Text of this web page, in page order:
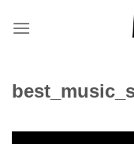
qua